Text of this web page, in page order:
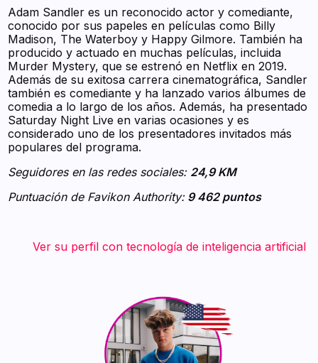
Adam Sandler es un reconocido actor y comediante,
conocido por sus papeles en películas como Billy
Madison, The Waterboy y Happy Gilmore. También ha
producido y actuado en muchas películas, incluida
Murder Mystery, que se estrenó en Netflix en 2019.
Además de su exitosa carrera cinematográfica, Sandler
también es comediante y ha lanzado varios álbumes de
comedia a lo largo de los años. Además, ha presentado
Saturday Night Live en varias ocasiones y es
considerado uno de los presentadores invitados más
populares del programa.
Seguidores en las redes sociales: 24,9 KM
Puntuación de Favikon Authority:9 462 puntos
‍ ‍ ‍ ‍ ‍ ‍ ‍ Ver su perfil con tecnología de inteligencia artificial